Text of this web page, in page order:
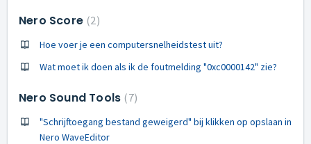
Nero Score 2
Hoe voer je een computersnelheidstest uit?
Wat moet ik doen als ik de foutmelding "0xc0000142" zie?
Nero Sound Tools 7
"Schrijftoegang bestand geweigerd" bij klikken op opslaan in
Nero WaveEditor